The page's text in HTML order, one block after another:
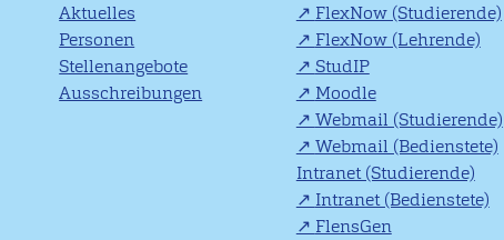
Aktuelles
Personen
Stellenangebote
Ausschreibungen
FlexNow (Studierende)
FlexNow (Lehrende)
StudIP
Moodle
Webmail (Studierende)
Webmail (Bedienstete)
Intranet (Studierende)
Intranet (Bedienstete)
FlensGen